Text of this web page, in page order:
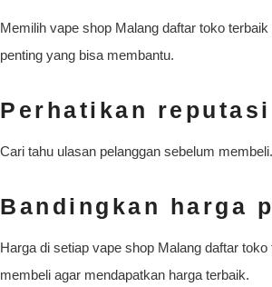
Memilih vape shop Malang daftar toko
penting yang bisa membantu.
Perhatikan
Cari tahu ulasan pelanggan sebelum
Bandingkan harga
Harga di setiap vape shop Malang daftar
membeli agar mendapatkan harga terbaik.